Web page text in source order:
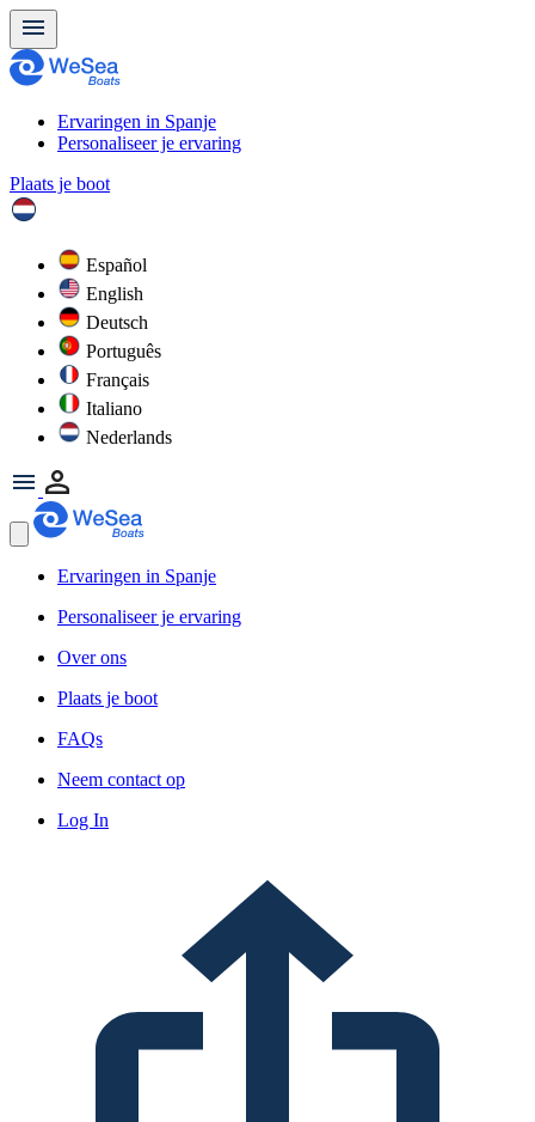
Ervaringen in Spanje
Personaliseer je ervaring
Plaats je boot
Español
English
Deutsch
Português
Français
Italiano
Nederlands
Ervaringen in Spanje
Personaliseer je ervaring
Over ons
Plaats je boot
FAQs
Neem contact op
Log In